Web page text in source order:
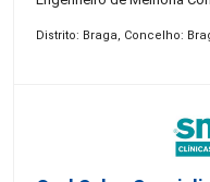
Distrito: Braga, Concelho: